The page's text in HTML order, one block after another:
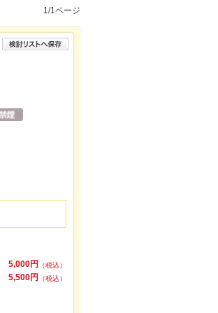
1/1ページ
5,000円
（税込）
5,500円
（税込）